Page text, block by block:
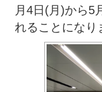
月4日(月)から5
れることになり